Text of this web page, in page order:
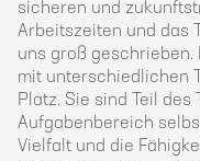
sicheren und
Arbeitszeiten und das
uns groß
mit unterschiedlichen
Platz. Sie sind Teil
Aufgabenbereich
Vielfalt und die